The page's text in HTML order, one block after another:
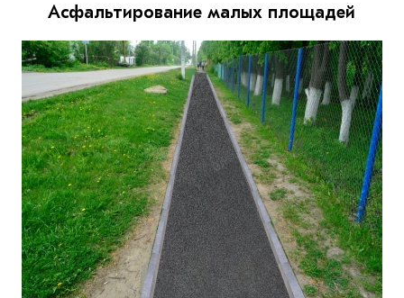
Асфальтирование малых площадей